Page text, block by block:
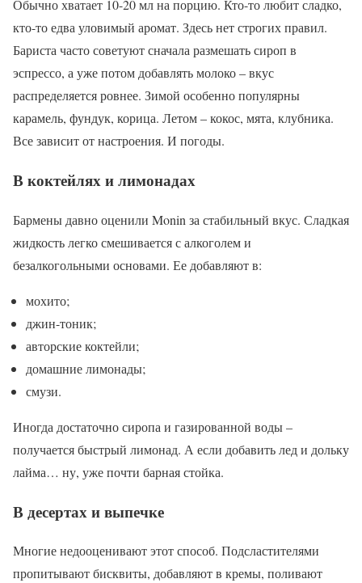
Обычно хватает 10-20 мл на порцию. Кто-то любит сладко,
кто-то едва уловимый аромат. Здесь нет строгих правил.
Бариста часто советуют сначала размешать сироп в
эспрессо, а уже потом добавлять молоко – вкус
распределяется ровнее. Зимой особенно популярны
карамель, фундук, корица. Летом – кокос, мята, клубника.
Все зависит от настроения. И погоды.
В коктейлях и лимонадах
Бармены давно оценили Monin за стабильный вкус. Сладкая
жидкость легко смешивается с алкоголем и
безалкогольными основами. Ее добавляют в:
мохито;
джин-тоник;
авторские коктейли;
домашние лимонады;
смузи.
Иногда достаточно сиропа и газированной воды –
получается быстрый лимонад. А если добавить лед и дольку
лайма… ну, уже почти барная стойка.
В десертах и выпечке
Многие недооценивают этот способ. Подсластителями
пропитывают бисквиты, добавляют в кремы, поливают